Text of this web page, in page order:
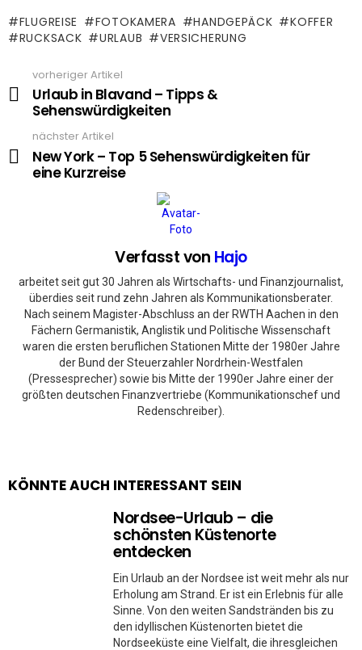
FLUGREISE FOTOKAMERA HANDGEPÄCK
KOFFER
RUCKSACK
URLAUB VERSICHERUNG
more
vorheriger Artikel
Urlaub in Blavand – Tipps &
Sehenswürdigkeiten
nächster Artikel
New York – Top 5 Sehenswürdigkeiten für
eine Kurzreise
Verfasst von Hajo
arbeitet seit gut 30 Jahren als Wirtschafts- und Finanzjournalist,
überdies seit rund zehn Jahren als Kommunikationsberater.
Nach seinem Magister-Abschluss an der RWTH Aachen in den
Fächern Germanistik, Anglistik und Politische Wissenschaft
waren die ersten beruflichen Stationen Mitte der 1980er Jahre
der Bund der Steuerzahler Nordrhein-Westfalen
(Pressesprecher) sowie bis Mitte der 1990er Jahre einer der
größten deutschen Finanzvertriebe (Kommunikationschef und
Redenschreiber).
KÖNNTE AUCH INTERESSANT SEIN
Nordsee-Urlaub – die
schönsten Küstenorte
entdecken
Ein Urlaub an der Nordsee ist weit mehr als nur
Erholung am Strand. Er ist ein Erlebnis für alle
Sinne. Von den weiten Sandstränden bis zu
den idyllischen Küstenorten bietet die
Nordseeküste eine Vielfalt, die ihresgleichen